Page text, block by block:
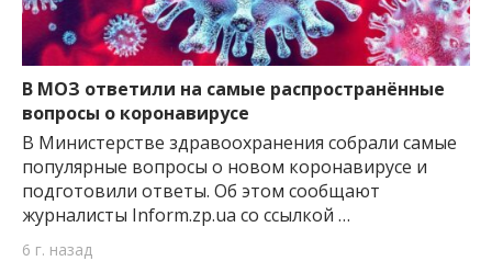
В МОЗ ответили на самые распространённые
вопросы о коронавирусе
В Министерстве здравоохранения собрали самые
популярные вопросы о новом коронавирусе и
подготовили ответы. Об этом сообщают
журналисты Inform.zp.ua со ссылкой …
6 г. назад